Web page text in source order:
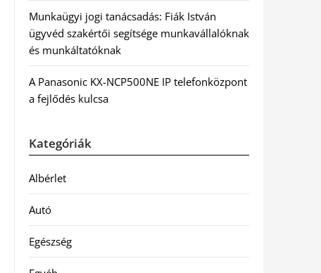
Munkaügyi jogi tanácsadás: Fiák István
ügyvéd szakértői segítsége munkavállalóknak
és munkáltatóknak
A Panasonic KX-NCP500NE IP telefonközpont
a fejlődés kulcsa
Kategóriák
Albérlet
Autó
Egészség